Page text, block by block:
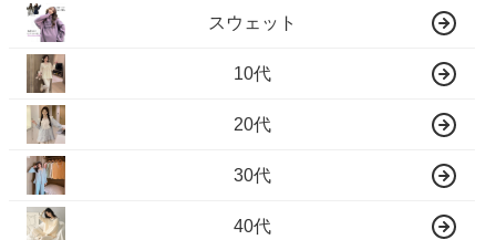
スウェット
10代
20代
30代
40代